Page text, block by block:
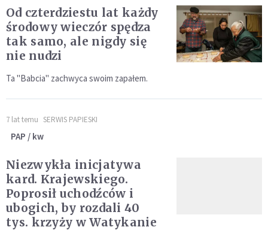
Od czterdziestu lat każdy
środowy wieczór spędza
tak samo, ale nigdy się
nie nudzi
Ta "Babcia" zachwyca swoim zapałem.
7 lat temu SERWIS PAPIESKI
PAP / kw
Niezwykła inicjatywa
kard. Krajewskiego.
Poprosił uchodźców i
ubogich, by rozdali 40
tys. krzyży w Watykanie